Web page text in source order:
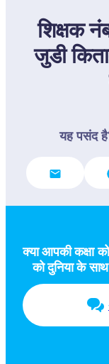
शिक्षक
जुडी
यह पसंद
क्या आपकी कक्षा
को दुनिया के